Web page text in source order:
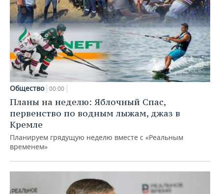
Общество 00:00
Планы на неделю: Яблочный Спас,
первенство по водным лыжам, джаз в
Кремле
Планируем грядущую неделю вместе с «Реальным
временем»